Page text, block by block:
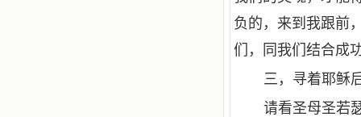
负的，来到我跟前
们，同我们结合成
三，寻着耶稣
请看圣母圣若